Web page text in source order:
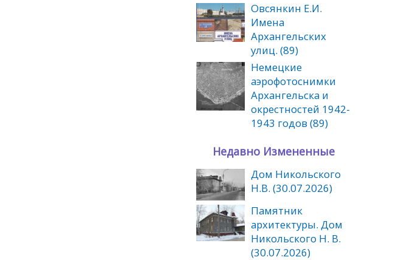
Овсянкин Е.И.
Имена
Архангельских
улиц. (89)
Немецкие
аэрофотоснимки
Архангельска и
окрестностей 1942-
1943 годов (89)
Недавно Измененные
Дом Никольского
Н.В. (30.07.2026)
Памятник
архитектуры. Дом
Никольского Н. В.
(30.07.2026)